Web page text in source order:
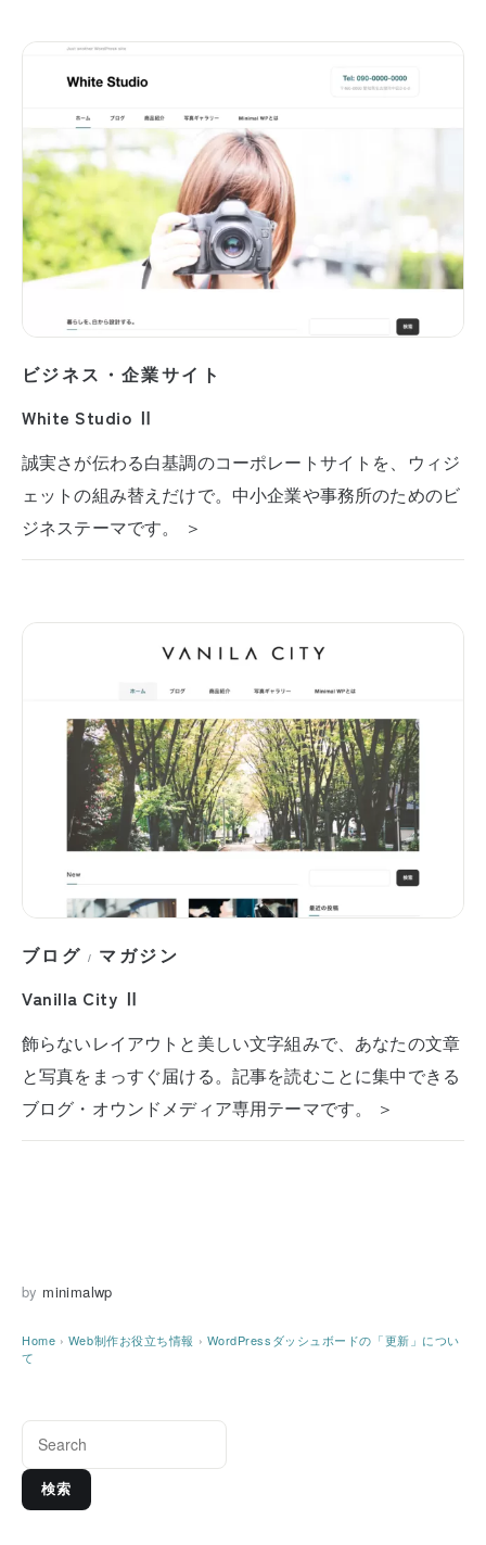
ビジネス・企業サイト
White Studio Ⅱ
誠実さが伝わる白基調のコーポレートサイトを、ウィジ
ェットの組み替えだけで。中小企業や事務所のためのビ
ジネステーマです。 ＞
ブログ / マガジン
Vanilla City Ⅱ
飾らないレイアウトと美しい文字組みで、あなたの文章
と写真をまっすぐ届ける。記事を読むことに集中できる
ブログ・オウンドメディア専用テーマです。 ＞
by minimalwp
Home › Web制作お役立ち情報 › WordPressダッシュボードの「更新」につい
て
検索